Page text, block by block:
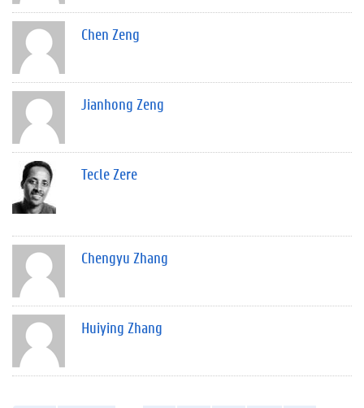
Chen Zeng
Jianhong Zeng
Tecle Zere
Chengyu Zhang
Huiying Zhang